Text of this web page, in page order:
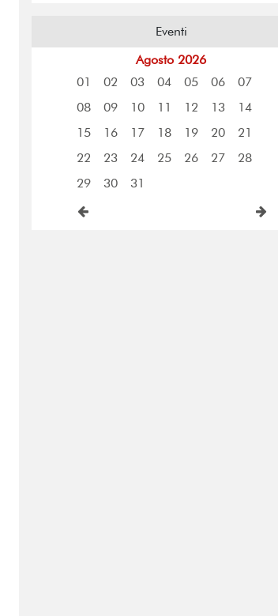
Eventi
Agosto 2026
01
02 03 04 05 06
07
08
09 10 11 12 13
14
15
16 17 18 19 20
21
22
23 24 25 26 27
28
29
30 31